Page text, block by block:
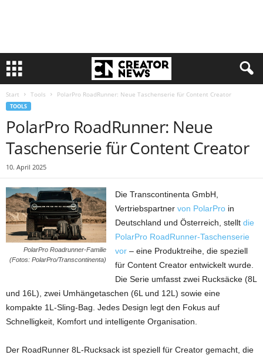
Start Tools PolarPro RoadRunner: Neue Taschenserie für Content Creator
TOOLS
PolarPro RoadRunner: Neue
Taschenserie für Content Creator
10. April 2025
PolarPro Roadrunner-Familie
(Fotos: PolarPro/Transcontinenta)
Die Transcontinenta GmbH,
Vertriebspartnervon PolarPro in
Deutschland und Österreich, stelltdie
PolarPro RoadRunner-Taschenserie
vor – eine Produktreihe, die speziell
für Content Creator entwickelt wurde.
Die Serie umfasst zwei Rucksäcke (8L
und 16L), zwei Umhängetaschen (6L und 12L) sowie eine
kompakte 1L-Sling-Bag. Jedes Design legt den Fokus auf
Schnelligkeit, Komfort und intelligente Organisation.
Der RoadRunner 8L-Rucksack ist speziell für Creator gemacht, die